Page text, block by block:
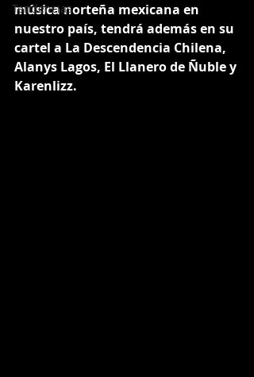
Tendencias
música norteña mexicana en
nuestro país, tendrá además en su
cartel a La Descendencia Chilena,
Alanys Lagos, El Llanero de Ñuble y
Karenlizz.